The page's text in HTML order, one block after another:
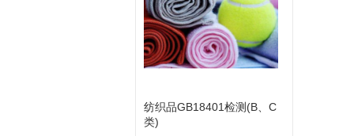
纺织品GB18401检测(B、C
类)